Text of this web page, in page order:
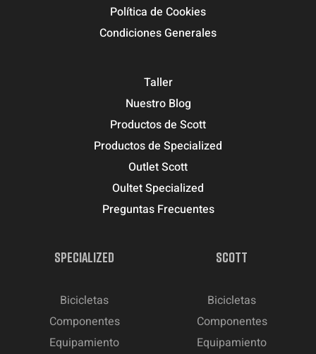
Política de Cookies
Condiciones Generales
Taller
Nuestro Blog
Productos de Scott
Productos de Specialized
Outlet Scott
Oultet Specialized
Preguntas Frecuentes
SPECIALIZED
Bicicletas
Componentes
Equipamiento
SCOTT
Bicicletas
Componentes
Equipamiento